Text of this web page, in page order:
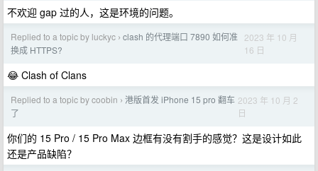
不欢迎 gap 过的人，这是环境的问题。
Replied to a topic by luckyc › clash 的代理端口 7890 如何准
换成 HTTPS?
2023 年 10 月
16 日
😂 Clash of Clans
Replied to a topic by coobin › 港版首发 iPhone 15 pro 翻车
了
2023 年 10 月 2
日
你们的 15 Pro / 15 Pro Max 边框有没有割手的感觉？这是设计如此
还是产品缺陷？